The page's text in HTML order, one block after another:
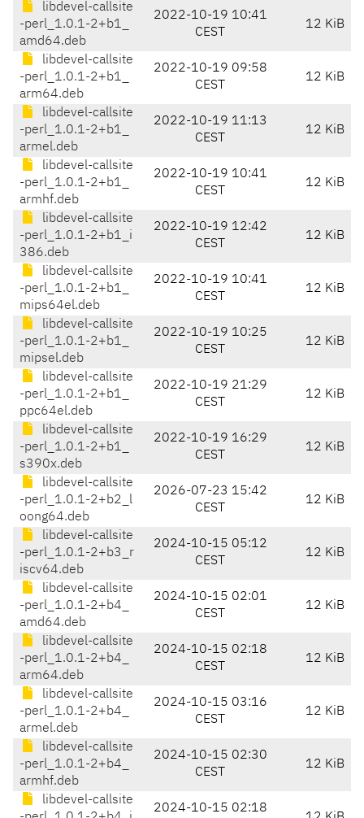
libdevel-callsite
-perl_1.0.1-2+b1_
amd64.deb
2022-10-19 10:41
CEST
12 KiB
libdevel-callsite
-perl_1.0.1-2+b1_
arm64.deb
2022-10-19 09:58
CEST
12 KiB
libdevel-callsite
-perl_1.0.1-2+b1_
armel.deb
2022-10-19 11:13
CEST
12 KiB
libdevel-callsite
-perl_1.0.1-2+b1_
armhf.deb
2022-10-19 10:41
CEST
12 KiB
libdevel-callsite
-perl_1.0.1-2+b1_i
386.deb
2022-10-19 12:42
CEST
12 KiB
libdevel-callsite
-perl_1.0.1-2+b1_
mips64el.deb
2022-10-19 10:41
CEST
12 KiB
libdevel-callsite
-perl_1.0.1-2+b1_
mipsel.deb
2022-10-19 10:25
CEST
12 KiB
libdevel-callsite
-perl_1.0.1-2+b1_
ppc64el.deb
2022-10-19 21:29
CEST
12 KiB
libdevel-callsite
-perl_1.0.1-2+b1_
s390x.deb
2022-10-19 16:29
CEST
12 KiB
libdevel-callsite
-perl_1.0.1-2+b2_l
oong64.deb
2026-07-23 15:42
CEST
12 KiB
libdevel-callsite
-perl_1.0.1-2+b3_r
iscv64.deb
2024-10-15 05:12
CEST
12 KiB
libdevel-callsite
-perl_1.0.1-2+b4_
amd64.deb
2024-10-15 02:01
CEST
12 KiB
libdevel-callsite
-perl_1.0.1-2+b4_
arm64.deb
2024-10-15 02:18
CEST
12 KiB
libdevel-callsite
-perl_1.0.1-2+b4_
armel.deb
2024-10-15 03:16
CEST
12 KiB
libdevel-callsite
-perl_1.0.1-2+b4_
armhf.deb
2024-10-15 02:30
CEST
12 KiB
libdevel-callsite
2024-10-15 02:18